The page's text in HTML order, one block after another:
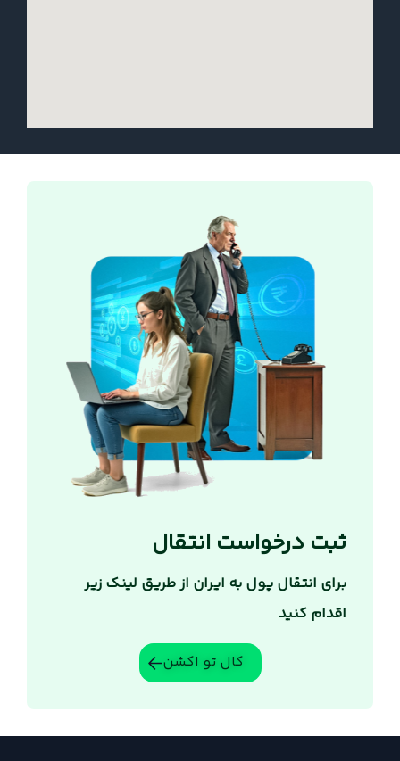
ثبت درخواست انتقال
برای انتقال پول به ایران از طریق لینک زیر
اقدام کنید
کال تو اکشن